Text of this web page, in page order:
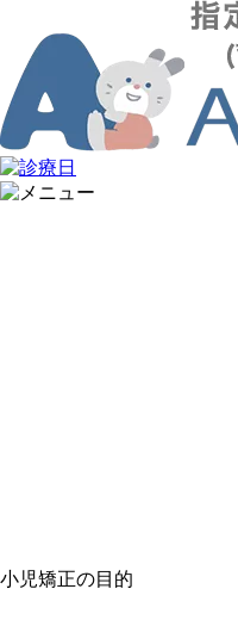
小児矯正の目的